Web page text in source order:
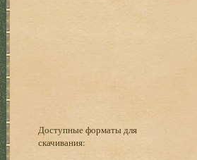
Доступные форматы для
скачивания: